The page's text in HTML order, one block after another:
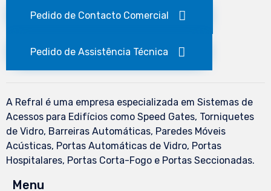
Pedido de Contacto Comercial
Pedido de Assistência Técnica
A Refral é uma empresa especializada em Sistemas de
Acessos para Edifícios como Speed Gates, Torniquetes
de Vidro, Barreiras Automáticas, Paredes Móveis
Acústicas, Portas Automáticas de Vidro, Portas
Hospitalares, Portas Corta-Fogo e Portas Seccionadas.
Menu